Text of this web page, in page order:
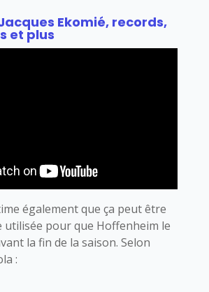
Ekomié, records,
et plus
également que ça peut être
utilisée pour que Hoffenheim le
la fin de la saison. Selon
: